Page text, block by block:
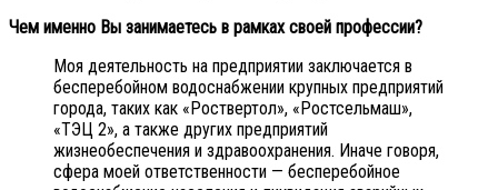
Чем именно Вы занимаетесь в рамках своей профессии?
Моя деятельность на предприятии заключается в
бесперебойном водоснабжении крупных предприятий
города, таких как «Роствертол», «Ростсельмаш»,
«ТЭЦ 2», а также других предприятий
жизнеобеспечения и здравоохранения. Иначе говоря,
сфера моей ответственности — бесперебойное